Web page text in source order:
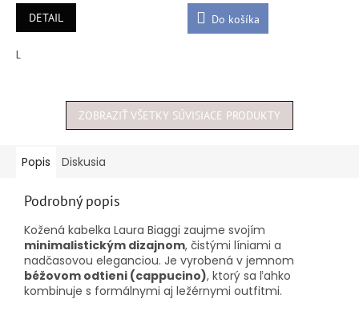
5,0
hviezdičiek.
DETAIL
L
5,0
Do košíka
ZOBRAZIŤ VŠETKY SÚVISIACE PRODUKTY
Popis Diskusia
Podrobný popis
Kožená kabelka Laura Biaggi zaujme svojím
minimalistickým dizajnom, čistými líniami a
nadčasovou eleganciou. Je vyrobená v jemnom
béžovom odtieni (cappucino), ktorý sa ľahko
kombinuje s formálnymi aj ležérnymi outfitmi.